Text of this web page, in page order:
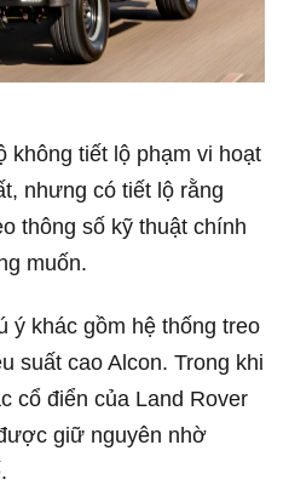
không tiết lộ phạm vi hoạt
nhưng có tiết lộ rằng
thông số kỹ thuật chính
muốn.
ý khác gồm hệ thống treo
suất cao Alcon. Trong khi
cổ điển của Land Rover
giữ nguyên nhờ